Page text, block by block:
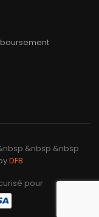
&nbsp &nbsp
DFB
pour